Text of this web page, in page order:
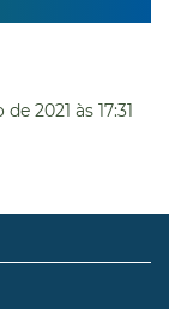
de 2021 às 17:31